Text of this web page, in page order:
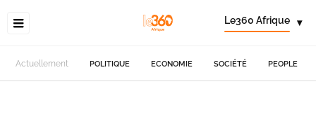
Le360 Afrique ▾
Actuellement POLITIQUE ECONOMIE SOCIÉTÉ PEOPLE